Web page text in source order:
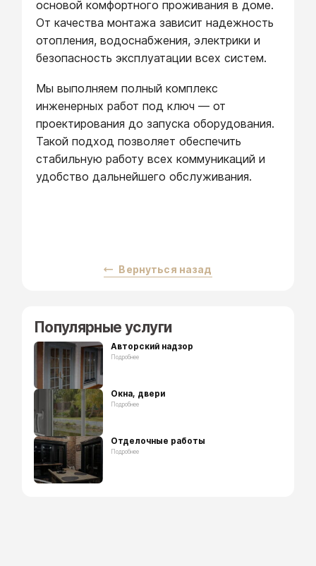
основой комфортного проживания в доме.
От качества монтажа зависит надежность
отопления, водоснабжения, электрики и
безопасность эксплуатации всех систем.
Мы выполняем полный комплекс
инженерных работ под ключ — от
проектирования до запуска оборудования.
Такой подход позволяет обеспечить
стабильную работу всех коммуникаций и
удобство дальнейшего обслуживания.
Вернуться назад
Популярные услуги
Авторский надзор
Подробнее
Окна, двери
Подробнее
Отделочные работы
Подробнее